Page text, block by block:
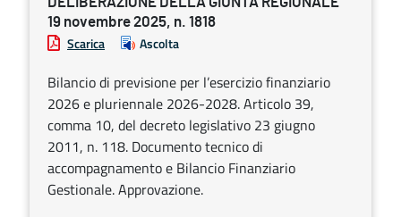
19 novembre 2025, n. 1818
Scarica Ascolta
Bilancio di previsione per l’esercizio finanziario
2026 e pluriennale 2026-2028. Articolo 39,
comma 10, del decreto legislativo 23 giugno
2011, n. 118. Documento tecnico di
accompagnamento e Bilancio Finanziario
Gestionale. Approvazione.